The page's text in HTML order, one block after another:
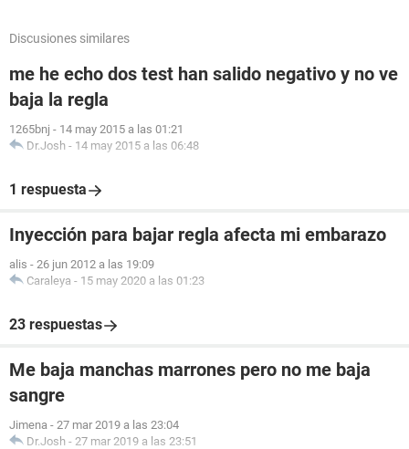
Discusiones similares
me he echo dos test han salido negativo y no ve
baja la regla
1265bnj - 14 may 2015 a las 01:21
Dr.Josh - 14 may 2015 a las 06:48
1 respuesta
Inyección para bajar regla afecta mi embarazo
alis - 26 jun 2012 a las 19:09
Caraleya - 15 may 2020 a las 01:23
23 respuestas
Me baja manchas marrones pero no me baja
sangre
Jimena - 27 mar 2019 a las 23:04
Dr.Josh - 27 mar 2019 a las 23:51